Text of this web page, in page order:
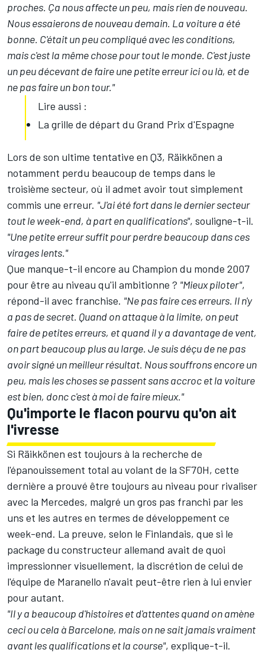
proches. Ça nous affecte un peu, mais rien de nouveau.
Nous essaierons de nouveau demain. La voiture a été
bonne. C'était un peu compliqué avec les conditions,
mais c'est la même chose pour tout le monde. C'est juste
un peu décevant de faire une petite erreur ici ou là, et de
ne pas faire un bon tour."
Lire aussi :
La grille de départ du Grand Prix d'Espagne
Lors de son ultime tentative en Q3, Räikkönen a
notamment perdu beaucoup de temps dans le
troisième secteur, où il admet avoir tout simplement
commis une erreur. "J'ai été fort dans le dernier secteur
tout le week-end, à part en qualifications", souligne-t-il.
"Une petite erreur suffit pour perdre beaucoup dans ces
virages lents."
Que manque-t-il encore au Champion du monde 2007
pour être au niveau qu'il ambitionne ? "Mieux piloter",
répond-il avec franchise. "Ne pas faire ces erreurs. Il n'y
a pas de secret. Quand on attaque à la limite, on peut
faire de petites erreurs, et quand il y a davantage de vent,
on part beaucoup plus au large. Je suis déçu de ne pas
avoir signé un meilleur résultat. Nous souffrons encore un
peu, mais les choses se passent sans accroc et la voiture
est bien, donc c'est à moi de faire mieux."
Qu'importe le flacon pourvu qu'on ait
l'ivresse
Si Räikkönen est toujours à la recherche de
l'épanouissement total au volant de la SF70H, cette
dernière a prouvé être toujours au niveau pour rivaliser
avec la Mercedes, malgré un gros pas franchi par les
uns et les autres en termes de développement ce
week-end. La preuve, selon le Finlandais, que si le
package du constructeur allemand avait de quoi
impressionner visuellement, la discrétion de celui de
l'équipe de Maranello n'avait peut-être rien à lui envier
pour autant.
"Il y a beaucoup d'histoires et d'attentes quand on amène
ceci ou cela à Barcelone, mais on ne sait jamais vraiment
avant les qualifications et la course", explique-t-il.